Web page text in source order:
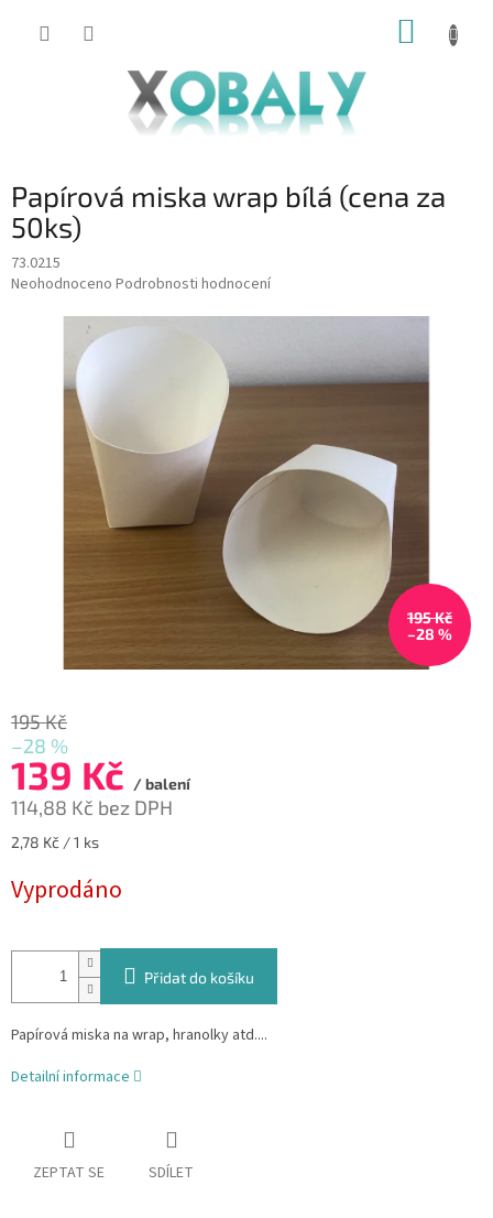
KOŠÍK
Papírová miska wrap bílá (cena za
50ks)
73.0215
Průměrné
Neohodnoceno Podrobnosti hodnocení
195 Kč
–28 %
195 Kč
–28 %
139 Kč / balení
114,88 Kč bez DPH
Měrná
2,78 Kč / 1 ks
Vyprodáno
Přidat do košíku
Papírová miska na wrap, hranolky atd....
Detailní informace
ZEPTAT SE SDÍLET